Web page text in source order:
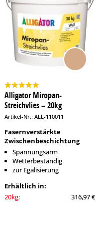
Alligator Miropan-
Streichvlies – 20kg
Artikel-Nr.: ALL-110011
Fasernverstärkte
Zwischenbeschichtung
Spannungsarm
Wetterbeständig
zur Egalisierung
Erhältlich in:
20kg:
316,97 €